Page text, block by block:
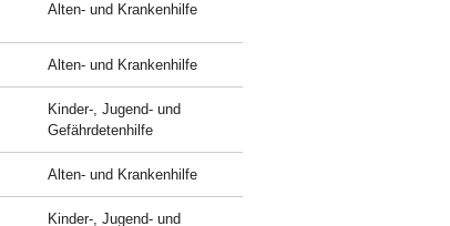
Alten- und Krankenhilfe
Alten- und Krankenhilfe
Kinder-, Jugend- und
Gefährdetenhilfe
Alten- und Krankenhilfe
Kinder-, Jugend- und